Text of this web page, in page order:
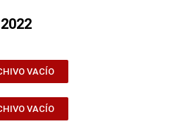
2022
VACÍO
VACÍO